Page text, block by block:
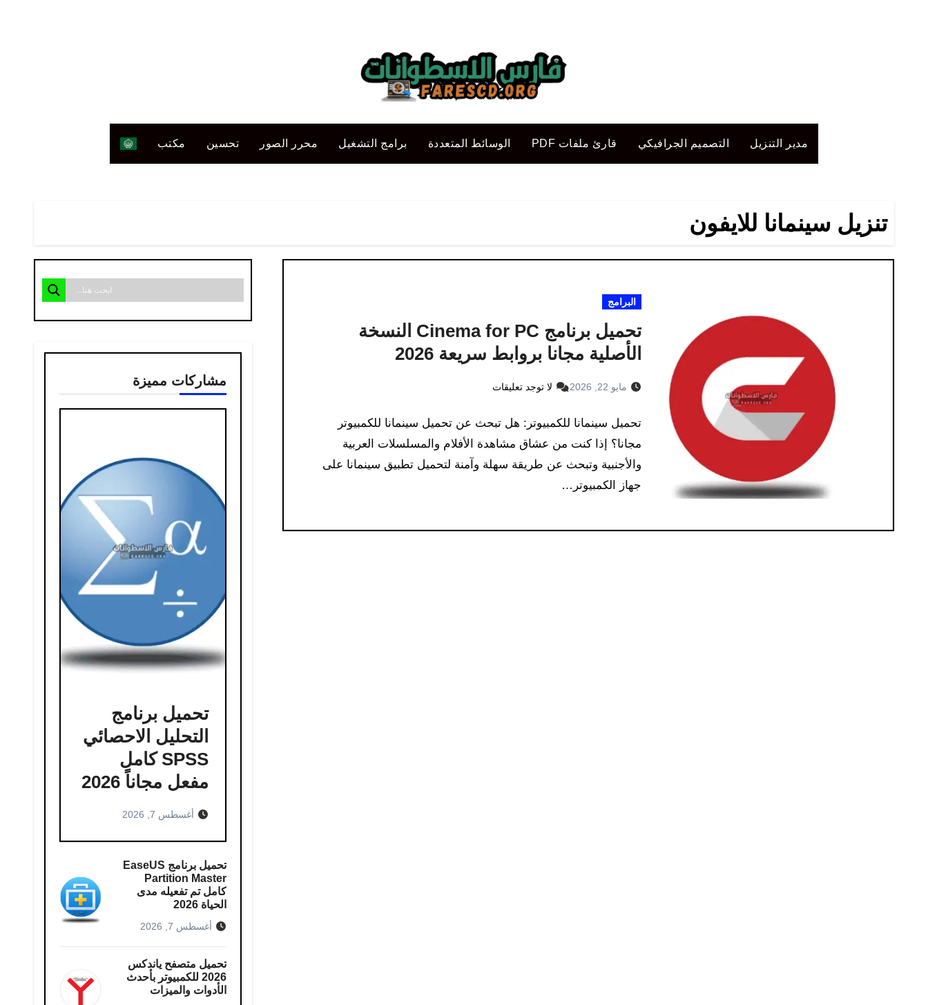
مدير التنزيل التصميم الجرافيكي قارئ ملفات PDF الوسائط المتعددة برامج التشغيل محرر الصور تحسين مكتب
تنزيل سينمانا للايفون
البرامج
تحميل برنامج Cinema for PC النسخة
الأصلية مجانا بروابط سريعة 2026
مايو 22, 2026 لا توجد تعليقات
تحميل سينمانا للكمبيوتر: هل تبحث عن تحميل سينمانا للكمبيوتر
مجانا؟ إذا كنت من عشاق مشاهدة الأفلام والمسلسلات العربية
والأجنبية وتبحث عن طريقة سهلة وآمنة لتحميل تطبيق سينمانا على
جهاز الكمبيوتر…
مشاركات مميزة
تحميل برنامج
التحليل الاحصائي
SPSS كامل
مفعل مجاناً 2026
أغسطس 7, 2026
تحميل برنامج EaseUS
Partition Master
كامل​ تم تفعيله مدى
الحياة 2026
أغسطس 7, 2026
تحميل متصفح ياندكس
2026 للكمبيوتر بأحدث
الأدوات والميزات